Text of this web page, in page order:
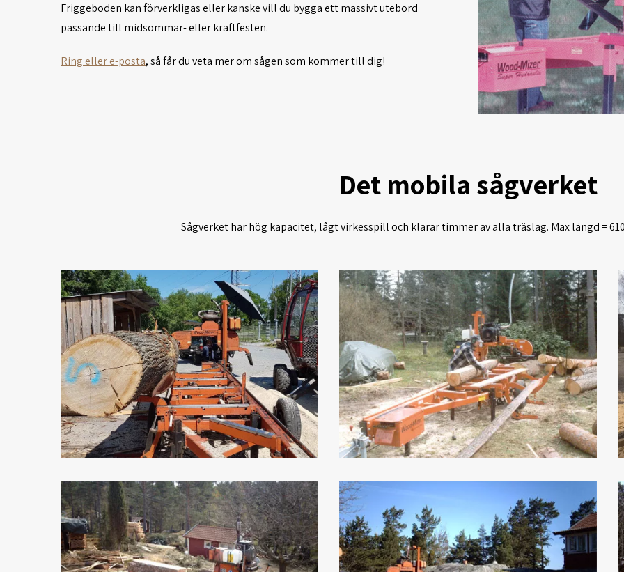
Friggeboden kan förverkligas eller kanske vill du bygga ett massivt utebord
passande till midsommar- eller kräftfesten.
Ring eller e-posta, så får du veta mer om sågen som kommer till dig!
Det mobila sågverket
Sågverket har hög kapacitet, lågt virkesspill och klarar timmer av alla träslag. Max längd =